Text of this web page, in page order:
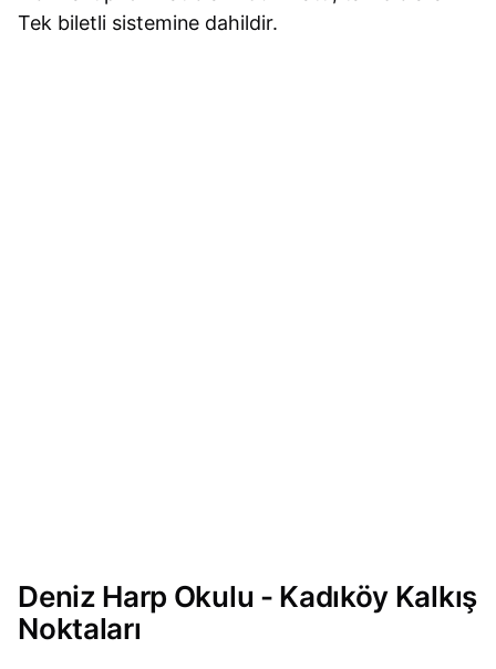
Tek biletli sistemine dahildir.
Deniz Harp Okulu - Kadıköy Kalkış
Noktaları